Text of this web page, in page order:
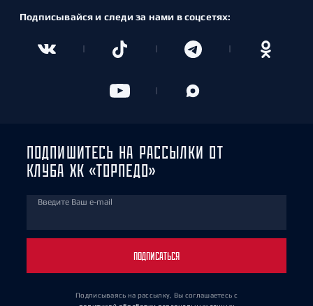
Подписывайся и следи за нами в соцсетях:
ПОДПИШИТЕСЬ НА РАССЫЛКИ ОТ
КЛУБА ХК «ТОРПЕДО»
Введите Ваш e-mail
ПОДПИСАТЬСЯ
Подписываясь на рассылку, Вы соглашаетесь с